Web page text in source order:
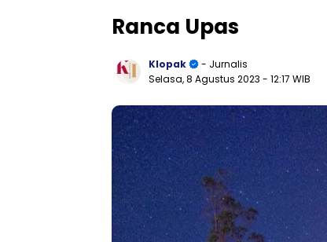
Ranca Upas
Klopak
- Jurnalis
Selasa, 8 Agustus 2023 - 12:17 WIB